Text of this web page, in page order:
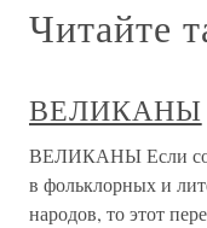
Читайте
ВЕЛИКАНЫ
ВЕЛИКАНЫ Если
в фольклорных и
народов, то этот